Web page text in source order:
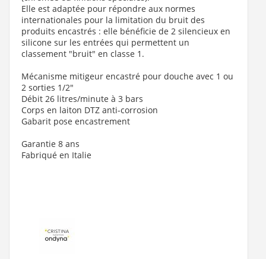
Elle est adaptée pour répondre aux normes
internationales pour la limitation du bruit des
produits encastrés : elle bénéficie de 2 silencieux en
silicone sur les entrées qui permettent un
classement "bruit" en classe 1.
Mécanisme mitigeur encastré pour douche avec 1 ou
2 sorties 1/2"
Débit 26 litres/minute à 3 bars
Corps en laiton DTZ anti-corrosion
Gabarit pose encastrement
Garantie 8 ans
Fabriqué en Italie